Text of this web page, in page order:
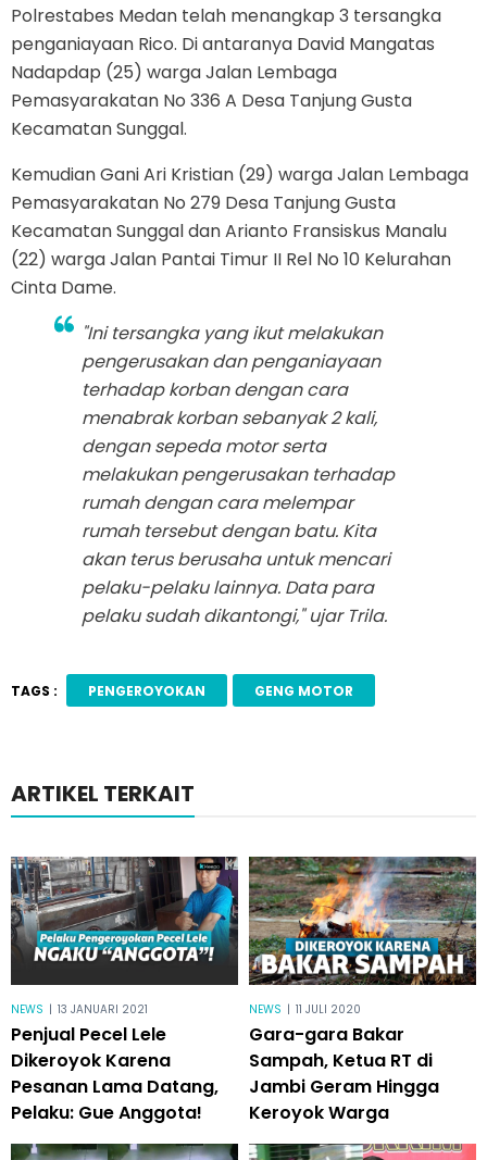
Polrestabes Medan telah menangkap 3 tersangka
penganiayaan Rico. Di antaranya David Mangatas
Nadapdap (25) warga Jalan Lembaga
Pemasyarakatan No 336 A Desa Tanjung Gusta
Kecamatan Sunggal.
Kemudian Gani Ari Kristian (29) warga Jalan Lembaga
Pemasyarakatan No 279 Desa Tanjung Gusta
Kecamatan Sunggal dan Arianto Fransiskus Manalu
(22) warga Jalan Pantai Timur II Rel No 10 Kelurahan
Cinta Dame.
"Ini tersangka yang ikut melakukan
pengerusakan dan penganiayaan
terhadap korban dengan cara
menabrak korban sebanyak 2 kali,
dengan sepeda motor serta
melakukan pengerusakan terhadap
rumah dengan cara melempar
rumah tersebut dengan batu. Kita
akan terus berusaha untuk mencari
pelaku-pelaku lainnya. Data para
pelaku sudah dikantongi," ujar Trila.
TAGS : PENGEROYOKAN GENG MOTOR
ARTIKEL TERKAIT
NEWS | 13 JANUARI 2021
Penjual Pecel Lele
Dikeroyok Karena
Pesanan Lama Datang,
Pelaku: Gue Anggota!
NEWS | 11 JULI 2020
Gara-gara Bakar
Sampah, Ketua RT di
Jambi Geram Hingga
Keroyok Warga